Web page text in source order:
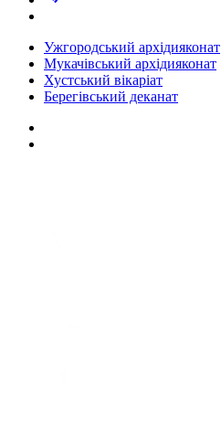
Ужгородський архідияконат
Мукачівський архідияконат
Хустський вікаріат
Берегівський деканат